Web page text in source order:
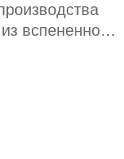
вспененного